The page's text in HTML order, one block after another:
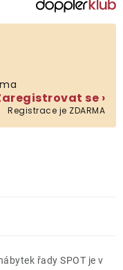
se ›
Registrace je ZDARMA
řady SPOT je v